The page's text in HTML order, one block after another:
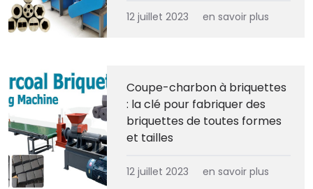
12 juillet 2023 en savoir plus
Coupe-charbon à briquettes
: la clé pour fabriquer des
briquettes de toutes formes
et tailles
12 juillet 2023 en savoir plus